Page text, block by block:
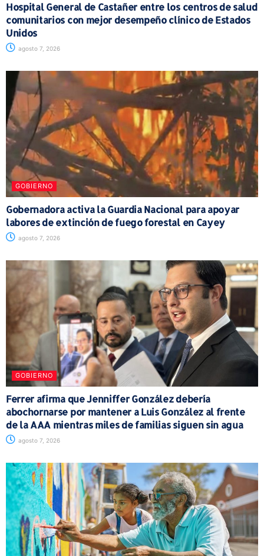
Hospital General de Castañer entre los centros de salud
comunitarios con mejor desempeño clínico de Estados
Unidos
agosto 7, 2026
GOBIERNO
Gobernadora activa la Guardia Nacional para apoyar
labores de extinción de fuego forestal en Cayey
agosto 7, 2026
GOBIERNO
Ferrer afirma que Jenniffer González debería
abochornarse por mantener a Luis González al frente
de la AAA mientras miles de familias siguen sin agua
agosto 7, 2026